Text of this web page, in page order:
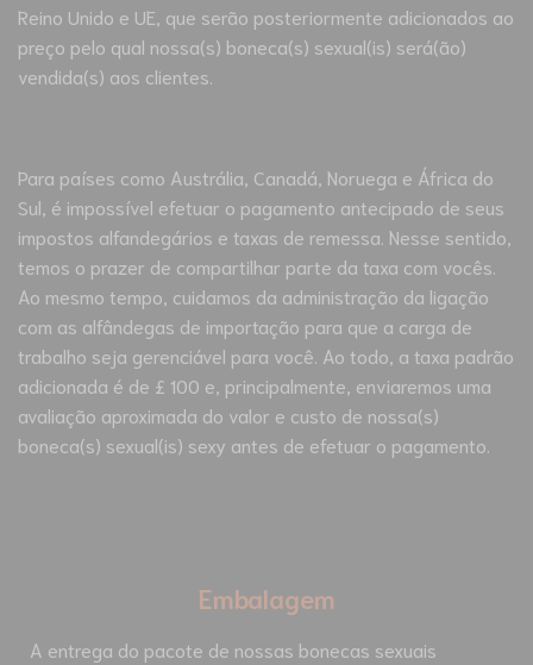
Reino Unido e UE, que serão posteriormente adicionados ao
preço pelo qual nossa(s) boneca(s) sexual(is) será(ão)
vendida(s) aos clientes.
Para países como Austrália, Canadá, Noruega e África do
Sul, é impossível efetuar o pagamento antecipado de seus
impostos alfandegários e taxas de remessa. Nesse sentido,
temos o prazer de compartilhar parte da taxa com vocês.
Ao mesmo tempo, cuidamos da administração da ligação
com as alfândegas de importação para que a carga de
trabalho seja gerenciável para você. Ao todo, a taxa padrão
adicionada é de £ 100 e, principalmente, enviaremos uma
avaliação aproximada do valor e custo de nossa(s)
boneca(s) sexual(is) sexy antes de efetuar o pagamento.
Embalagem
A entrega do pacote de nossas bonecas sexuais